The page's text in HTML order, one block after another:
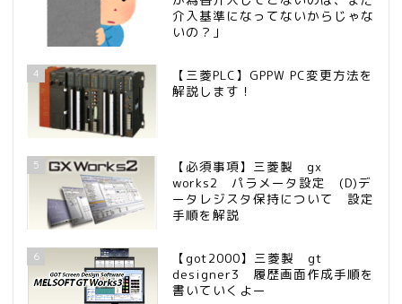
介入基準になってないからじゃな
いの？」
4
【三菱PLC】GPPW PC変更方法を
解説します！
5
【必須事項】三菱製 gx
works2 パラメータ設定 (D)デ
ータレジスタ保持について 設定
手順を解説
6
【got2000】三菱製 gt
designer3 履歴画面作成手順を
書いていくよー